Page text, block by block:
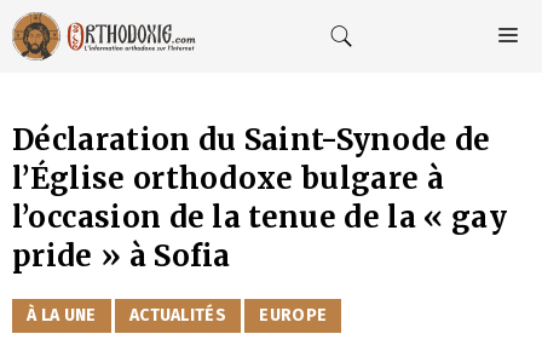
Aller
au
contenu
Déclaration du Saint-Synode de
l’Église orthodoxe bulgare à
l’occasion de la tenue de la « gay
pride » à Sofia
CATÉGORIES
À LA UNE ACTUALITÉS EUROPE